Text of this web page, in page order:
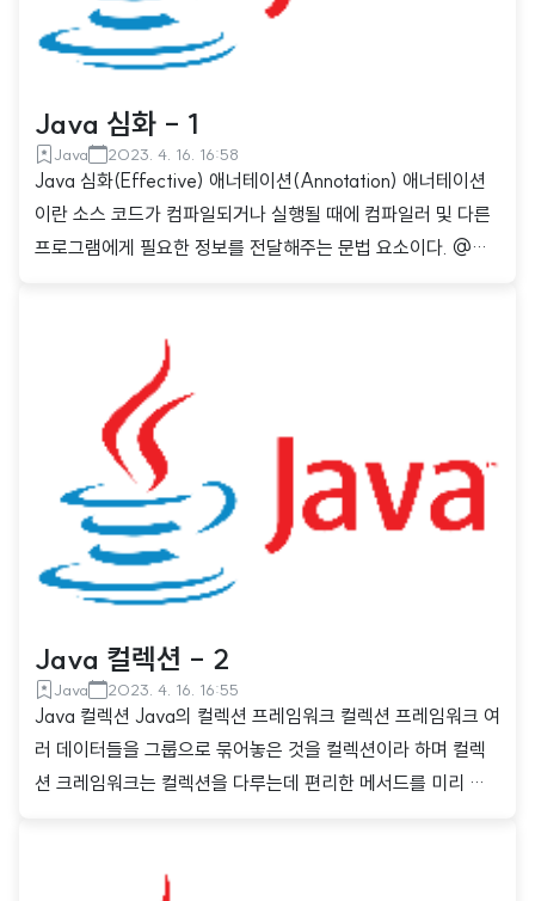
이스를 통해 ..
Java 심화 - 1
Java 2023. 4. 16. 16:58
Java 심화(Effective) 애너테이션(Annotation) 애너테이션
이란 소스 코드가 컴파일되거나 실행될 때에 컴파일러 및 다른
프로그램에게 필요한 정보를 전달해주는 문법 요소이다. @로
속받기 때문에 다른 클래스나 인터페이스를 상속받을 수 없다.
에너테이션의 종류 JDK에서 기본적으로 제공하는 애너테이션
표준 애너테이션 : JDK에 내장되어 있는 일반적인 애너테이션
메타 애너테이션 : 다른 애너테이션을 정의할 때 사용하는 애너
테이션 표준 애너테이션 @Override 메서드 앞에만 붙일 수 있
는 애너테이션 선언한 메서드가 상위 클래스의 메서드를 오버
라이딩하거나..
Java 컬렉션 - 2
Java 2023. 4. 16. 16:55
Java 컬렉션 Java의 컬렉션 프레임워크 컬렉션 프레임워크 여
러 데이터들을 그룹으로 묶어놓은 것을 컬렉션이라 하며 컬렉
션 크레임워크는 컬렉션을 다루는데 편리한 메서드를 미리 정
ist, Set, Map을 제공 List 데이터의 순서가 유지되며 중복 저